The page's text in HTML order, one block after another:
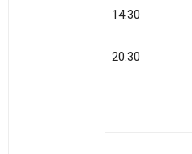
14.30
20.30